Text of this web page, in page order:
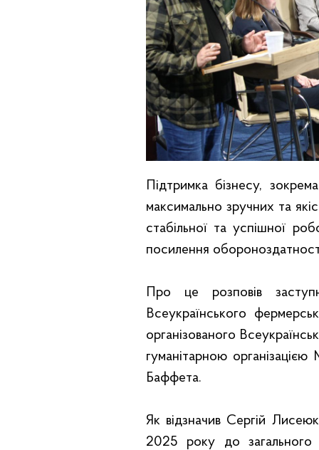
Підтримка бізнесу,
максимально зручних та
стабільної та успішної
посилення
Про це розповів
Всеукраїнського
організованого
гуманітарною
Баффета.
Як відзначив Сергій
2025 року до